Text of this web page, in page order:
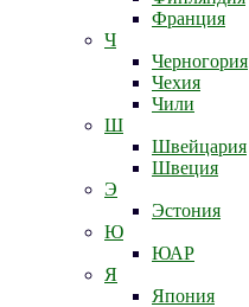
Франция
Ч
Черногория
Чехия
Чили
Ш
Швейцария
Швеция
Э
Эстония
Ю
ЮАР
Я
Япония